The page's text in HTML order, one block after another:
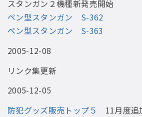
スタンガン２機種新発売開始
ペン型スタンガン S-362
ペン型スタンガン S-363
2005-12-08
リンク集更新
2005-12-05
防犯グッズ販売トップ５
11月度追